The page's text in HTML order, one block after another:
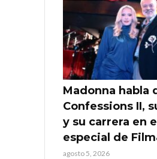
Madonna habla
Confessions II,
y su carrera en
especial de
agosto 5, 2026